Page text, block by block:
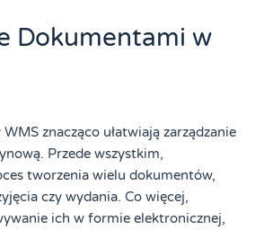
Dokumentami w
WMS znacząco ułatwiają zarządzanie
Przede wszystkim,
tworzenia wielu dokumentów,
czy wydania. Co więcej,
ich w formie elektronicznej,